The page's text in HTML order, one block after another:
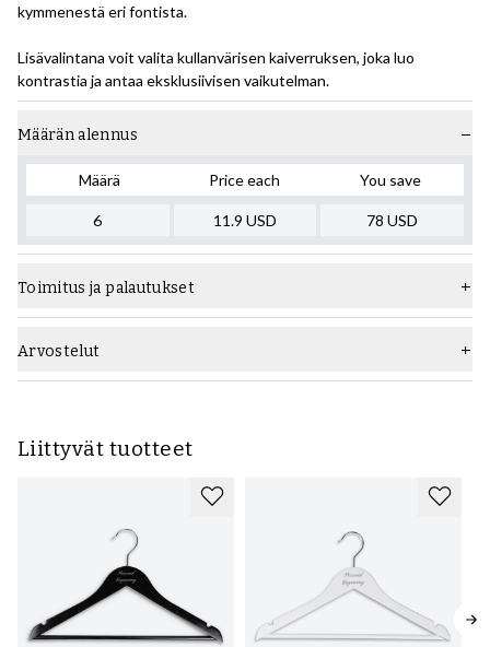
kymmenestä eri fontista.
Lisävalintana voit valita kullanvärisen kaiverruksen, joka luo
kontrastia ja antaa eksklusiivisen vaikutelman.
Määrän alennus
Määrä Price each You save
6 11.9 USD 78 USD
Toimitus ja palautukset
Arvostelut
Liittyvät tuotteet